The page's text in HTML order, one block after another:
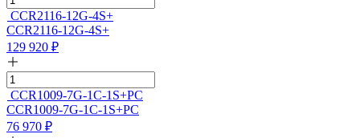
CCR2116-12G-4S+
CCR2116-12G-4S+
129 920 ₽
CCR1009-7G-1C-1S+PC
CCR1009-7G-1C-1S+PC
76 970 ₽